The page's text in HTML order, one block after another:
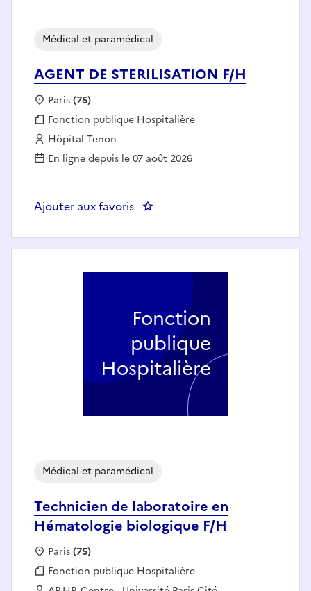
AGENT DE STERILISATION F/H
Médical et paramédical
Localisation :
Paris(75)
Fonction publique :
Fonction publique Hospitalière
Employeur :
Hôpital Tenon
En ligne depuis le 07 août 2026
Ajouter aux favoris : AGENT DE STERILISATION F/H
Technicien de laboratoire en
Hématologie biologique F/H
Médical et paramédical
Localisation :
Paris(75)
Fonction publique :
Fonction publique Hospitalière
Fonction
publique
Hospitalière